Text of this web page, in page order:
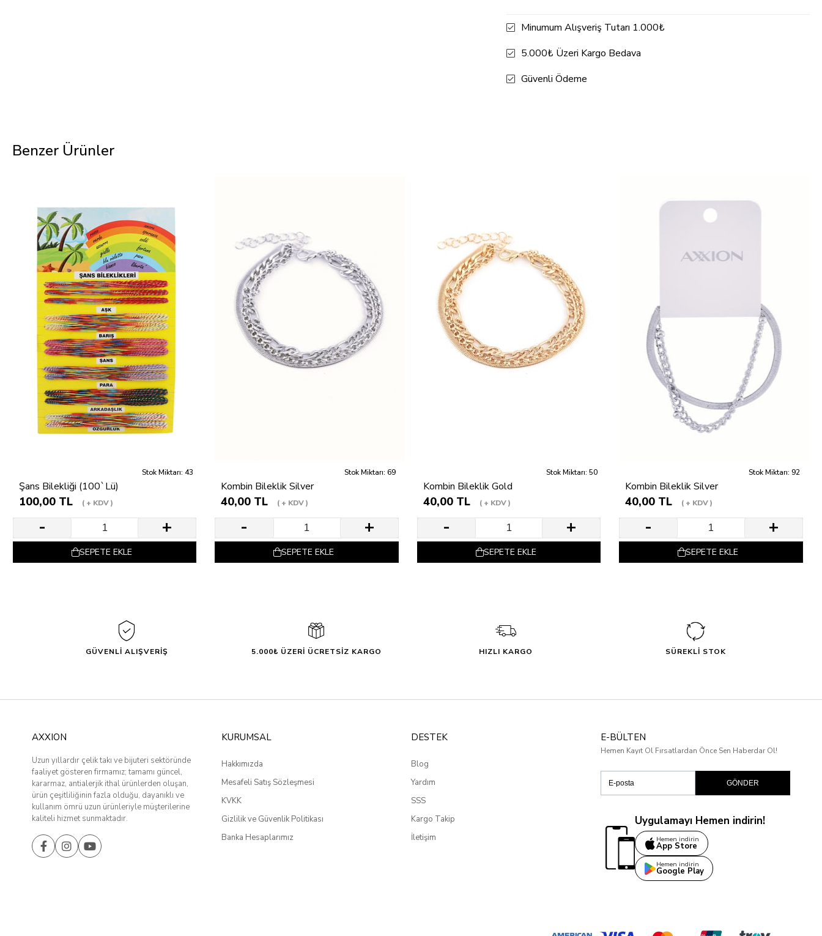
Minumum Alışveriş Tutarı 1.000₺
5.000₺ Üzeri Kargo Bedava
Güvenli Ödeme
Benzer Ürünler
Stok Miktarı: 43
Şans Bilekliği (100`Lü)
100,00 TL + KDV
SEPETE EKLE
Stok Miktarı: 69
Kombin Bileklik Silver
40,00 TL + KDV
SEPETE EKLE
Stok Miktarı: 50
Kombin Bileklik Gold
40,00 TL + KDV
SEPETE EKLE
Stok Miktarı: 92
Kombin Bileklik Silver
40,00 TL + KDV
SEPETE EKLE
GÜVENLİ ALIŞVERİŞ 5.000₺ ÜZERİ ÜCRETSİZ KARGO HIZLI KARGO SÜREKLİ STOK
AXXION
Uzun yıllardır çelik takı ve bijuteri sektöründe
faaliyet gösteren firmamız; tamamı güncel,
kararmaz, antialerjik ithal ürünlerden oluşan,
ürün çeşitliliğinin fazla olduğu, dayanıklı ve
kullanım ömrü uzun ürünleriyle müşterilerine
kaliteli hizmet sunmaktadır.
KURUMSAL
Hakkımızda
Mesafeli Satış Sözleşmesi
KVKK
Gizlilik ve Güvenlik Politikası
Banka Hesaplarımız
DESTEK
Blog
Yardım
SSS
Kargo Takip
İletişim
E-BÜLTEN
Hemen Kayıt Ol Fırsatlardan Önce Sen Haberdar Ol!
GÖNDER
Uygulamayı Hemen indirin!
Hemen indirin
App Store
Hemen indirin
Google Play